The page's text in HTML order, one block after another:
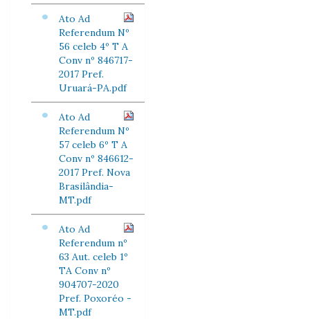
Ato Ad
Referendum Nº
56 celeb 4º T A
Conv nº 846717-
2017 Pref.
Uruará-PA.pdf
Ato Ad
Referendum Nº
57 celeb 6º T A
Conv nº 846612-
2017 Pref. Nova
Brasilândia-
MT.pdf
Ato Ad
Referendum nº
63 Aut. celeb 1º
TA Conv nº
904707-2020
Pref. Poxoréo -
MT.pdf